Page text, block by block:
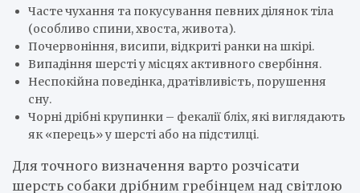
Часте чухання та покусування певних ділянок тіла
(особливо спини, хвоста, живота).
Почервоніння, висипи, відкриті ранки на шкірі.
Випадіння шерсті у місцях активного свербіння.
Неспокійна поведінка, дратівливість, порушення
сну.
Чорні дрібні крупинки – фекалії бліх, які виглядають
як «перець» у шерсті або на підстилці.
Для точного визначення варто розчісати
шерсть собаки дрібним гребінцем над світлою